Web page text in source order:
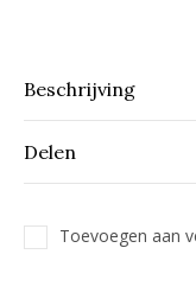
Beschrijving
Delen
Toevoegen aan